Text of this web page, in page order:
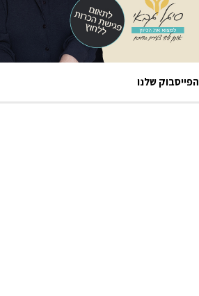
הפייסבוק שלנו